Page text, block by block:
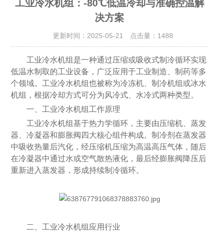
工业冷水机组：-80℃低温冷却与准确控温解
决方案
更新时间：2025-05-21 点击量： 1488
工业冷水机组是一种通过压缩或吸收式制冷循环实现
低温水制取的工业设备，广泛应用于工业制造、制药等多
个领域。工业冷水机组也被称为冷冻机、制冷机组或冰水
机组，根据冷却方式可分为风冷式、水冷式两种类型。
一、工业冷水机组工作原理
工业冷水机组基于热力学循环，主要由压缩机、蒸发
器、冷凝器和膨胀阀四大核心组件构成。制冷剂在蒸发器
中吸收热量后汽化，经压缩机压缩为高温高压气体，随后
在冷凝器中通过水或空气散热液化，最后经膨胀阀降压后
重新进入蒸发器，形成持续制冷循环。
二、工业冷水机组应用行业